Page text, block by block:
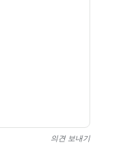
의견 보내기